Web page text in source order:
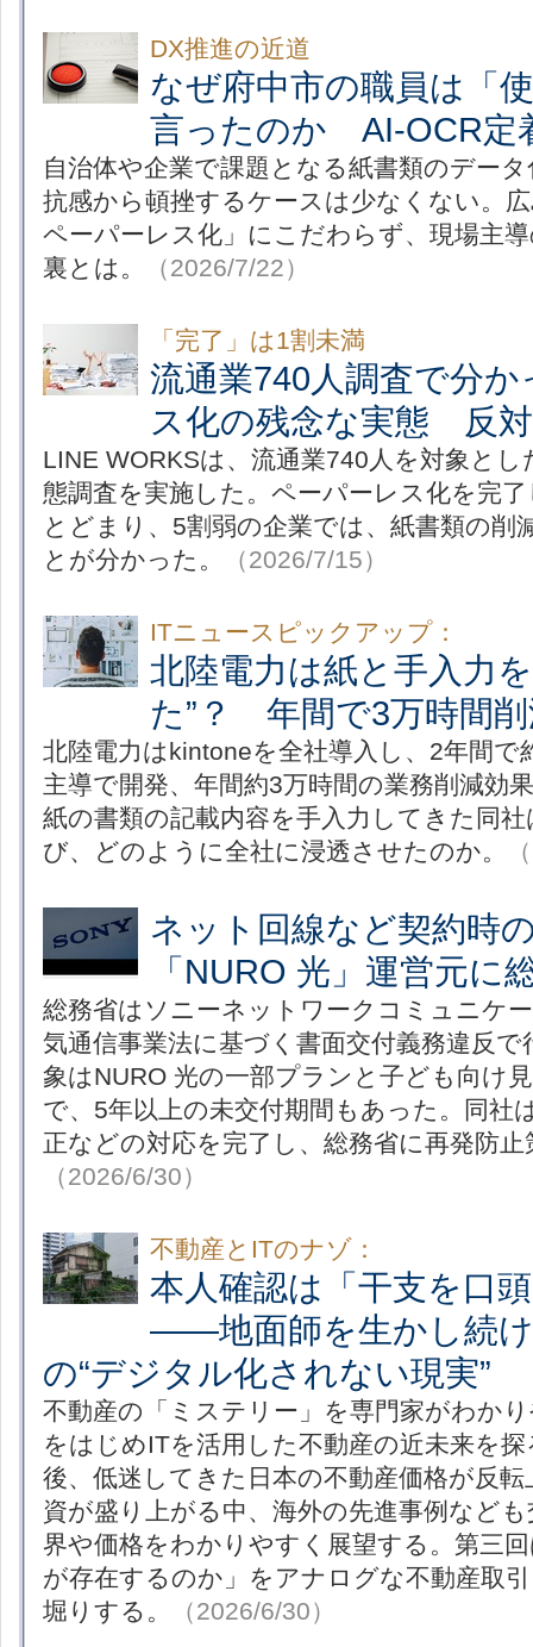
DX推進の近道
なぜ府中市の職員は「
言ったのか AI-OCR定
自治体や企業で課題となる紙書類のデー
抗感から頓挫するケースは少なくない。
ペーパーレス化」にこだわらず、現場主
裏とは。
（2026/7/22）
「完了」は1割未満
流通業740人調査で分
ス化の残念な実態 反
LINE WORKSは、流通業740人を対象と
態調査を実施した。ペーパーレス化を完
とどまり、5割弱の企業では、紙書類の削
とが分かった。
（2026/7/15）
ITニュースピックアップ：
北陸電力は紙と手入力
た”？ 年間で3万時間
北陸電力はkintoneを全社導入し、2年間で
主導で開発、年間約3万時間の業務削減効
紙の書類の記載内容を手入力してきた同
び、どのように全社に浸透させたのか。
ネット回線など契約
「NURO 光」運営元に
総務省はソニーネットワークコミュニケ
気通信事業法に基づく書面交付義務違反
象はNURO 光の一部プランと子ども向け
で、5年以上の未交付期間もあった。同社
正などの対応を完了し、総務省に再発防
（2026/6/30）
不動産とITのナゾ：
本人確認は「干支を口
――地面師を生かし続
の“デジタル化されない現実”
不動産の「ミステリー」を専門家がわか
をはじめITを活用した不動産の近未来を
後、低迷してきた日本の不動産価格が反
資が盛り上がる中、海外の先進事例など
界や価格をわかりやすく展望する。第三
が存在するのか」をアナログな不動産取
堀りする。
（2026/6/30）